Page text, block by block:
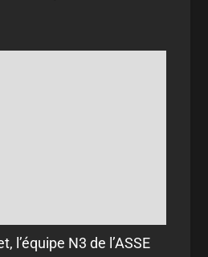
l’équipe N3 de l’ASSE